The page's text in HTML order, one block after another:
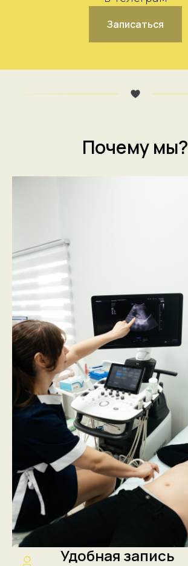
Записаться
Почему мы?
Удобная запись